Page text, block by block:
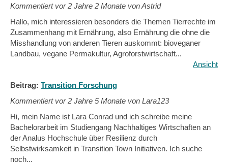
Kommentiert vor2 Jahre 2 Monate von Astrid
Hallo, mich interessieren besonders die Themen Tierrechte im
Zusammenhang mit Ernährung, also Ernährung die ohne die
Misshandlung von anderen Tieren auskommt: bioveganer
Landbau, vegane Permakultur, Agroforstwirtschaft...
Ansicht
Beitrag: Transition Forschung
Kommentiert vor2 Jahre 5 Monate von Lara123
Hi, mein Name ist Lara Conrad und ich schreibe meine
Bachelorarbeit im Studiengang Nachhaltiges Wirtschaften an
der Analus Hochschule über Resilienz durch
Selbstwirksamkeit in Transition Town Initiativen. Ich suche
noch...